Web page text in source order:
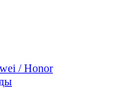
/ Honor